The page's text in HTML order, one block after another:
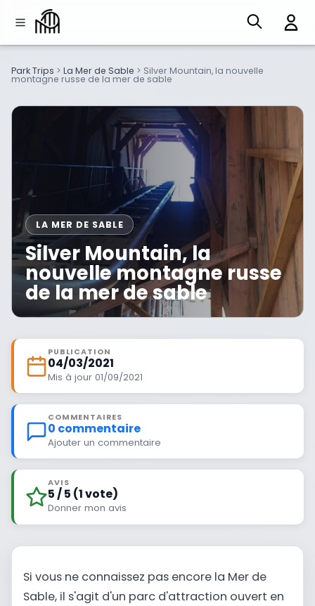
Park Trips > La Mer de Sable > Silver Mountain, la nouvelle
montagne russe de la mer de sable
LA MER DE SABLE
Silver Mountain, la
nouvelle montagne russe
de la mer de sable
PUBLICATION
04/03/2021
Mis à jour 01/09/2021
COMMENTAIRES
0 commentaire
Ajouter un commentaire
AVIS
5 / 5 (1 vote)
Donner mon avis
Si vous ne connaissez pas encore la Mer de
Sable, il s'agit d'un parc d'attraction ouvert en